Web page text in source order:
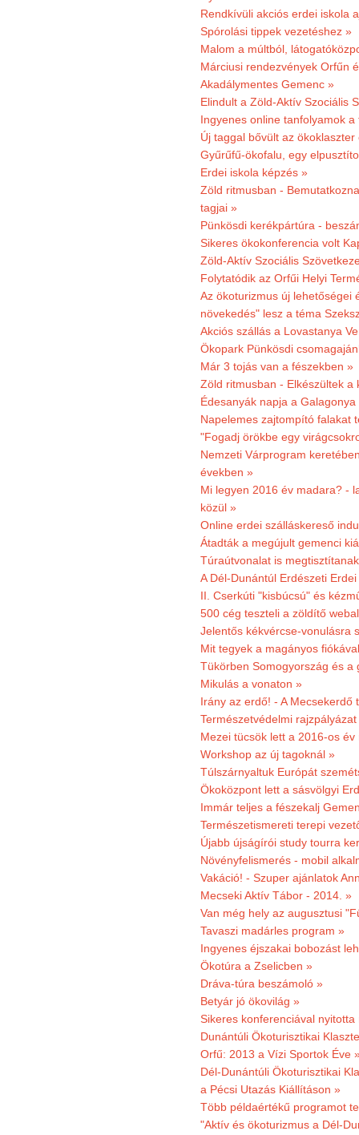
Rendkívüli akciós erdei iskola
Spórolási tippek vezetéshez »
Malom a múltból,
Márciusi rendezvények Orfűn
Akadálymentes Gemenc »
Elindult a Zöld-Aktív Szociális
Ingyenes online tanfolyamok
Új taggal bővült az ökoklaszter
Gyűrűfű-ökofalu, egy
Erdei iskola képzés »
Zöld ritmusban -
tagjai »
Pünkösdi kerékpártúra -
Sikeres ökokonferencia volt
Zöld-Aktív Szociális
Folytatódik az Orfűi Helyi
Az ökoturizmus új lehetőségei
növekedés" lesz a téma
Akciós szállás a Lovastanya
Ökopark Pünkösdi
Már 3 tojás van a fészekben »
Zöld ritmusban - Elkészültek
Édesanyák napja a
Napelemes zajtompító falakat
"Fogadj örökbe egy
Nemzeti Várprogram
években »
Mi legyen 2016 év madara? -
közül »
Online erdei szálláskereső
Átadták a megújult gemenci
Túraútvonalat is
A Dél-Dunántúl Erdészeti
II. Cserkúti "kisbúcsú" és
500 cég teszteli a zöldítő
Jelentős kékvércse-vonulásra
Mit tegyek a magányos
Tükörben Somogyország és a
Mikulás a vonaton »
Irány az erdő! - A
Természetvédelmi
Mezei tücsök lett a 2016-os év
Workshop az új tagoknál »
Túlszárnyaltuk Európát
Ökoközpont lett a sásvölgyi
Immár teljes a fészekalj
Természetismereti terepi
Újabb újságírói study tourra
Növényfelismerés - mobil
Vakáció! - Szuper ajánlatok
Mecseki Aktív Tábor - 2014. »
Van még hely az augusztusi
Tavaszi madárles program »
Ingyenes éjszakai bobozást
Ökotúra a Zselicben »
Dráva-túra beszámoló »
Betyár jó ökovilág »
Sikeres konferenciával
Dunántúli Ökoturisztikai
Orfű: 2013 a Vízi Sportok Éve
Dél-Dunántúli Ökoturisztikai
a Pécsi Utazás Kiállításon »
Több példaértékű programot
"Aktív és ökoturizmus a Dél-